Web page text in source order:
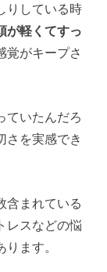
りしている時
が軽くてすっ
覚がキープさ
ていたんだろ
さを実感でき
含まれている
レスなどの悩
ます。